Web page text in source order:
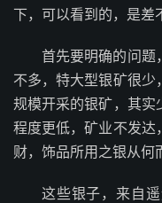
下，可以看到的，是差
首先要明确的问
不多，特大型银矿很少
规模开采的银矿，其实
程度更低，矿业不发达
财，饰品所用之银从何
这些银子，来自